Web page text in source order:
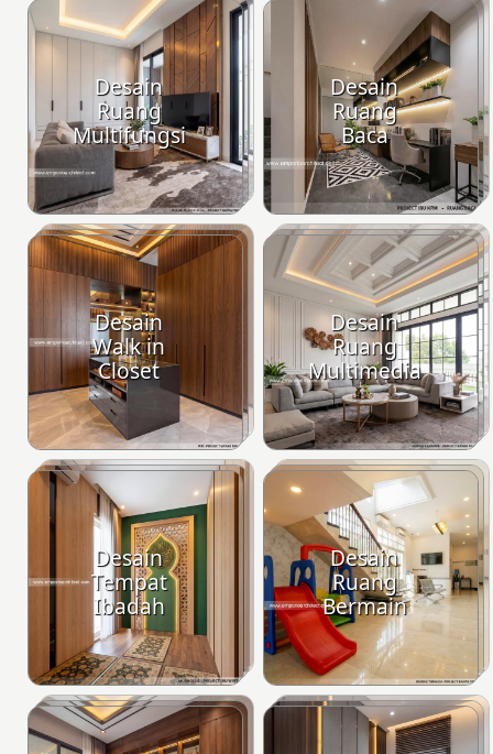
Desain
Ruang
Multifungsi
Desain
Ruang
Baca
Desain
Walk in
Closet
Desain
Ruang
Multimedia
Desain
Tempat
Ibadah
Desain
Ruang
Bermain